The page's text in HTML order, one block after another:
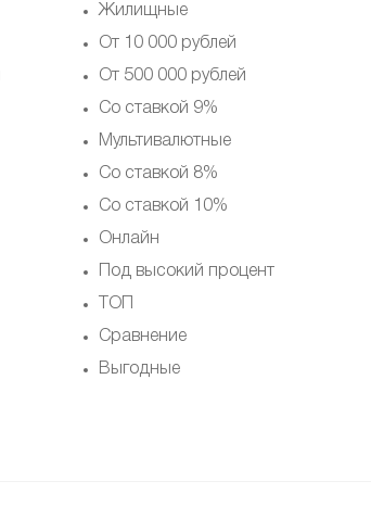
Жилищные
От 10 000 рублей
От 500 000 рублей
Со ставкой 9%
Мультивалютные
Со ставкой 8%
Со ставкой 10%
Онлайн
Под высокий процент
ТОП
Сравнение
Выгодные